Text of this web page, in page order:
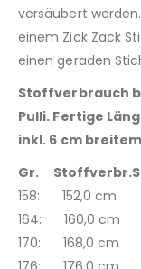
versäubert
einem Zick Zack
einen geraden
Stoffverbrauch
Pulli. Fertige
inkl. 6 cm
Gr.
158: 152,0
164: 160,0
170: 168,0